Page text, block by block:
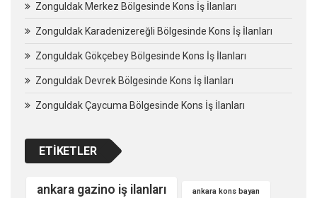
Zonguldak Merkez Bölgesinde Kons İş İlanları
Zonguldak Karadenizereğli Bölgesinde Kons İş İlanları
Zonguldak Gökçebey Bölgesinde Kons İş İlanları
Zonguldak Devrek Bölgesinde Kons İş İlanları
Zonguldak Çaycuma Bölgesinde Kons İş İlanları
ETIKETLER
ankara gazino iş ilanları ankara kons bayan